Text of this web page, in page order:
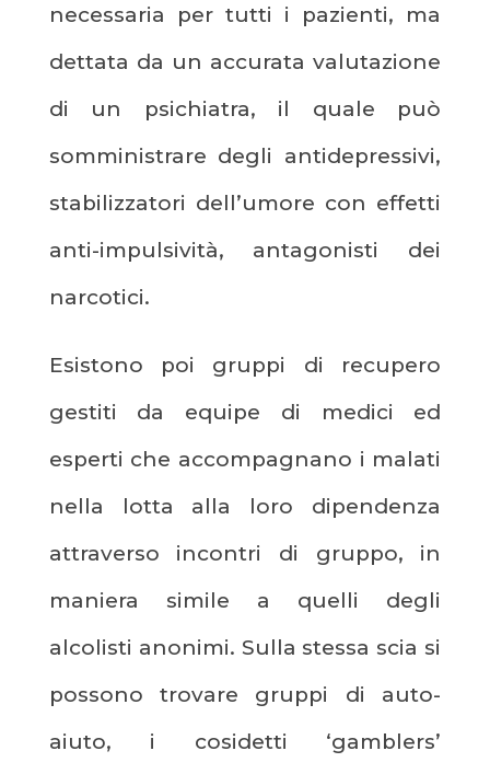
necessaria per tutti i pazienti, ma
dettata da un accurata valutazione
di un psichiatra, il quale può
somministrare degli antidepressivi,
stabilizzatori dell’umore con effetti
anti-impulsività, antagonisti dei
narcotici.
Esistono poi gruppi di recupero
gestiti da equipe di medici ed
esperti che accompagnano i malati
nella lotta alla loro dipendenza
attraverso incontri di gruppo, in
maniera simile a quelli degli
alcolisti anonimi. Sulla stessa scia si
possono trovare gruppi di auto-
aiuto, i cosidetti ‘gamblers’